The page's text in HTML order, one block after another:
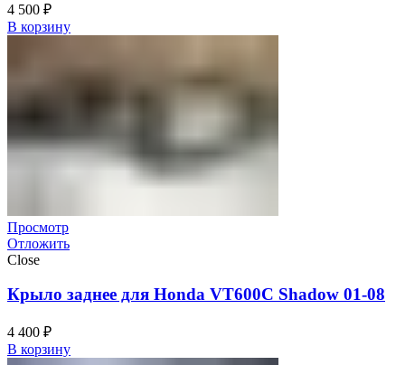
4 500 ₽
В корзину
Просмотр
Отложить
Close
Крыло заднее для Honda VT600C Shadow 01-08
4 400 ₽
В корзину